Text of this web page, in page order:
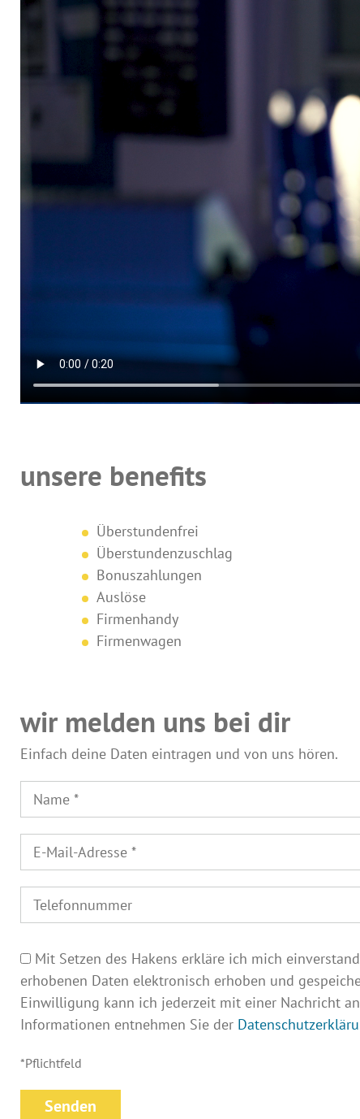
unsere benefits
Überstundenfrei
Überstundenzuschlag
Bonuszahlungen
Auslöse
Firmenhandy
Firmenwagen
wir melden uns bei dir
Einfach deine Daten eintragen und von uns hören.
Mit Setzen des Hakens erkläre ich mich
erhobenen Daten elektronisch erhoben und
Einwilligung kann ich jederzeit mit einer Nachricht
Informationen entnehmen Sie der
*Pflichtfeld